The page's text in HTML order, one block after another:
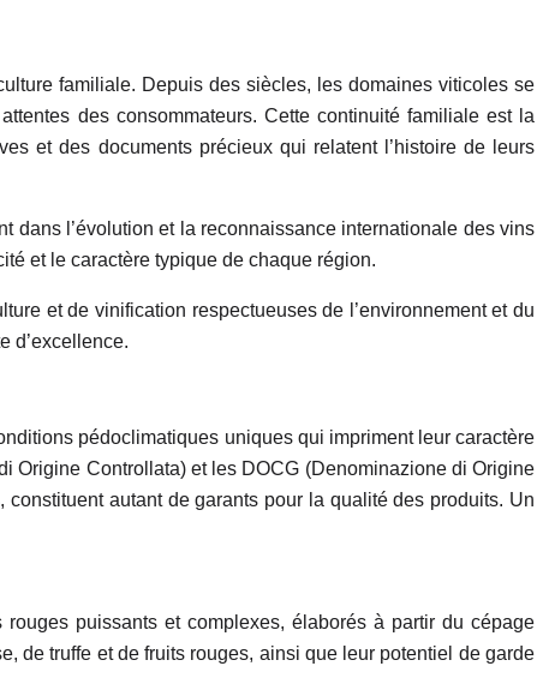
familiale. Depuis des siècles, les domaines viticoles se
des consommateurs. Cette continuité familiale est la
et des documents précieux qui relatent l’histoire de leurs
dans l’évolution et la reconnaissance internationale des vins
et le caractère typique de chaque région.
et de vinification respectueuses de l’environnement et du
d’excellence.
pédoclimatiques uniques qui impriment leur caractère
Origine Controllata) et les DOCG (Denominazione di Origine
autant de garants pour la qualité des produits. Un
puissants et complexes, élaborés à partir du cépage
de truffe et de fruits rouges, ainsi que leur potentiel de garde